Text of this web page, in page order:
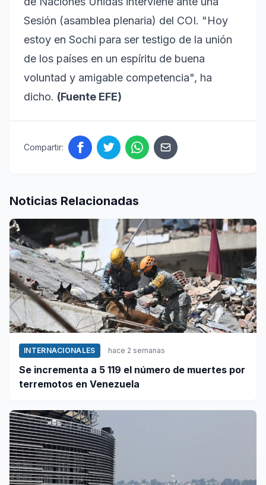
Sesión (asamblea plenaria) del COI. "Hoy
estoy en Sochi para ser testigo de la unión
de los países en un espíritu de buena
voluntad y amigable competencia", ha
dicho. (Fuente EFE)
Compartir:
Noticias Relacionadas
INTERNACIONALES hace 2 semanas
Se incrementa a 5 119 el número de muertes por
terremotos en Venezuela